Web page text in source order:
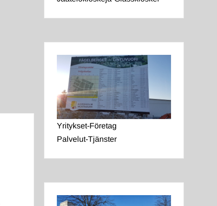
Yritykset-Företag
Palvelut-Tjänster